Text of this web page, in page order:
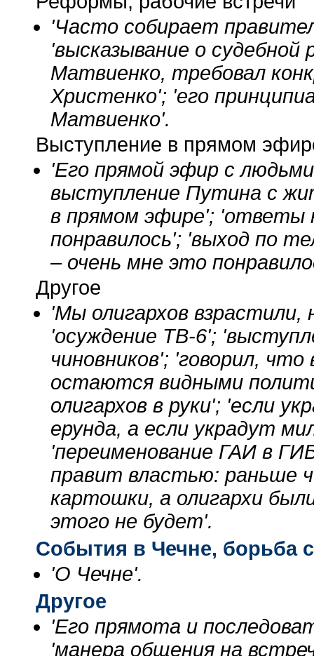
'Часто собирает
'высказывание о
Матвиенко, требовал
Христенко'; 'его
Матвиенко'.
Выступление в прямом
'Его прямой эфир с
выступление Путина с
в прямом эфире'; 'ответы
понравилось'; 'выход по
– очень мне это
Другое
'Мы олигархов взрастили,
'осуждение ТВ-6';
чиновников'; 'говорил,
остаются видными
олигархов в руки'; 'если
ерунда, а если украдут
'переименование ГАИ в
правит властью: раньше
картошки, а олигархи
этого не будет'.
События в Чечне, борьба
'О Чечне'.
Другое
'Его прямота и
'манера общения на